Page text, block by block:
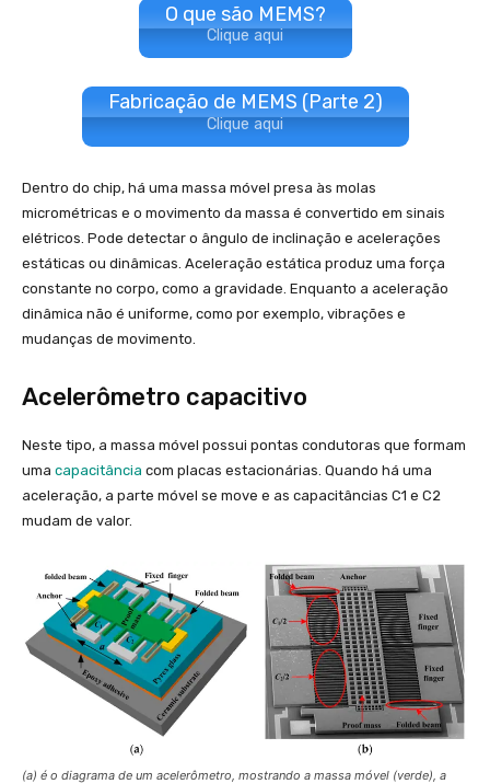
O que são MEMS?
Clique aqui
Fabricação de MEMS (Parte 2)
Clique aqui
Dentro do chip, há uma massa móvel presa às molas
micrométricas e o movimento da massa é convertido em sinais
elétricos. Pode detectar o ângulo de inclinação e acelerações
estáticas ou dinâmicas. Aceleração estática produz uma força
constante no corpo, como a gravidade. Enquanto a aceleração
dinâmica não é uniforme, como por exemplo, vibrações e
mudanças de movimento.
Acelerômetro capacitivo
Neste tipo, a massa móvel possui pontas condutoras que formam
uma capacitância com placas estacionárias. Quando há uma
aceleração, a parte móvel se move e as capacitâncias C1 e C2
mudam de valor.
(a) é o diagrama de um acelerômetro, mostrando a massa móvel (verde), a